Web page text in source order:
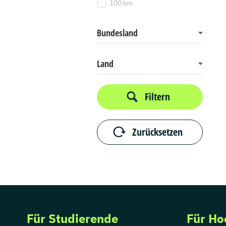
100 km
Bundesland
Land
Filtern
Zurücksetzen
Für Studierende Für